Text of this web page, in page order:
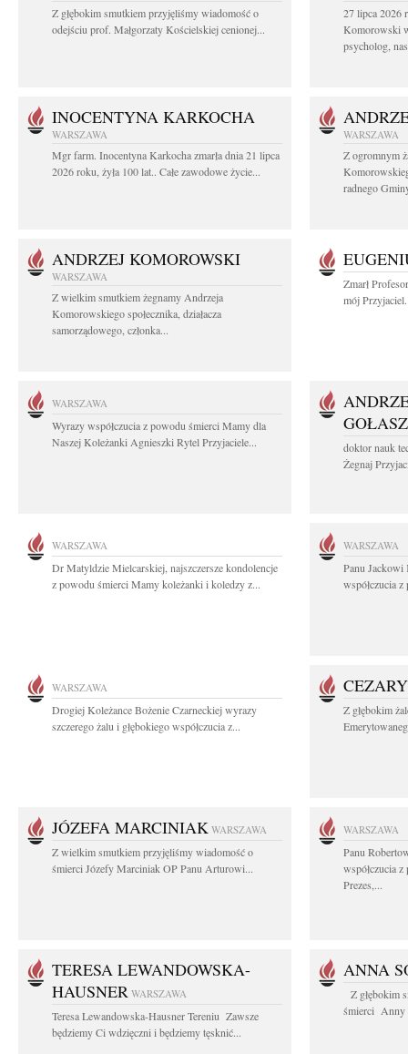
Z głębokim smutkiem przyjęliśmy wiadomość o
odejściu prof. Małgorzaty Kościelskiej cenionej...
27 lipca 2026
Komorowski
psycholog,
INOCENTYNA KARKOCHA
WARSZAWA
Mgr farm. Inocentyna Karkocha zmarła dnia 21 lipca
2026 roku, żyła 100 lat.. Całe zawodowe życie...
WARSZAWA
Z ogromnym
radnego
ANDRZEJ KOMOROWSKI
WARSZAWA
Z wielkim smutkiem żegnamy Andrzeja
Komorowskiego społecznika, działacza
samorządowego, członka...
Zmarł
mój
WARSZAWA
Wyrazy współczucia z powodu śmierci Mamy dla
Naszej Koleżanki Agnieszki Rytel Przyjaciele...
doktor nauk
Żegnaj
WARSZAWA
Dr Matyldzie Mielcarskiej, najszczersze kondolencje
z powodu śmierci Mamy koleżanki i koledzy z...
WARSZAWA
Panu Jackowi
współczucia
WARSZAWA
Drogiej Koleżance Bożenie Czarneckiej wyrazy
szczerego żalu i głębokiego współczucia z...
Z głębokim
JÓZEFA MARCINIAK WARSZAWA
Z wielkim smutkiem przyjęliśmy wiadomość o
śmierci Józefy Marciniak OP Panu Arturowi...
WARSZAWA
Panu
współczucia
Prezes,...
TERESA LEWANDOWSKA-
HAUSNER WARSZAWA
Teresa Lewandowska-Hausner Tereniu Zawsze
będziemy Ci wdzięczni i będziemy tęsknić...
ANNA
Z głębokim
śmierci Anny